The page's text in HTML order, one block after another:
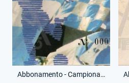
Abbonamento - Campionato Serie B - Distinti Nord - (Fronte)